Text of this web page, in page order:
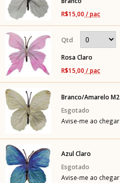
R$15,00 / pac
Rosa Claro
R$15,00 / pac
Branco/Amarelo M2
Avise-me ao chegar
Azul Claro
Avise-me ao chegar